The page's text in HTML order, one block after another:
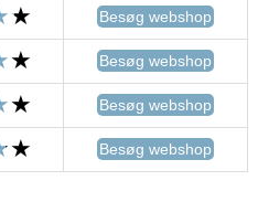
Besøg webshop
Besøg webshop
Besøg webshop
Besøg webshop